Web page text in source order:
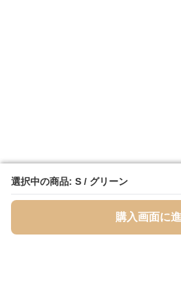
選択中の商品: S / グリーン
購入画面に
選択中の商品: S / グリーン
購入画面に